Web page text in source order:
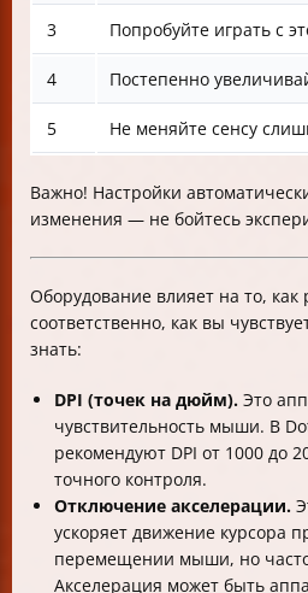
3 Попробуйте играть с
4 Постепенно
5 Не меняйте сенсу
Важно! Настройки
изменения — не бойтесь
Оборудование влияет на то,
соответственно, как вы
знать:
DPI (точек на дюйм). Это
чувствительность мыши. В
рекомендуют DPI от 1000 до
точного контроля.
Отключение акселерации.
ускоряет движение курсора
перемещении мыши, но
Акселерация может быть